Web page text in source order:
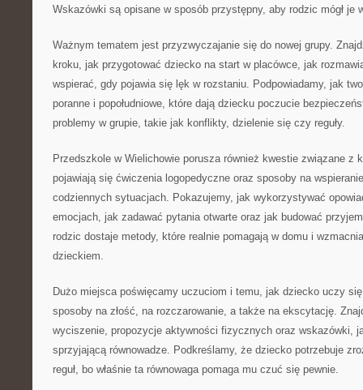
Wskazówki są opisane w sposób przystępny, aby rodzic mógł je
Ważnym tematem jest przyzwyczajanie się do nowej grupy.
kroku, jak przygotować dziecko na start w placówce, jak
wspierać, gdy pojawia się lęk w rozstaniu. Podpowiadamy, jak
poranne i popołudniowe, które dają dziecku poczucie
problemy w grupie, takie jak konflikty, dzielenie się czy reguły.
Przedszkole w Wielichowie porusza również kwestie związane z
pojawiają się ćwiczenia logopedyczne oraz sposoby na
codziennych sytuacjach. Pokazujemy, jak wykorzystywać
emocjach, jak zadawać pytania otwarte oraz jak budować
rodzic dostaje metody, które realnie pomagają w domu i
dzieckiem.
Dużo miejsca poświęcamy uczuciom i temu, jak dziecko uczy
sposoby na złość, na rozczarowanie, a także na ekscytację.
wyciszenie, propozycje aktywności fizycznych oraz wskazówki,
sprzyjającą równowadze. Podkreślamy, że dziecko potrzebuje
reguł, bo właśnie ta równowaga pomaga mu czuć się pewnie.